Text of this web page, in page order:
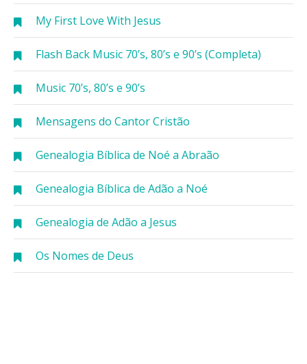
My First Love With Jesus
Flash Back Music 70’s, 80’s e 90’s (Completa)
Music 70’s, 80’s e 90’s
Mensagens do Cantor Cristão
Genealogia Bíblica de Noé a Abraão
Genealogia Bíblica de Adão a Noé
Genealogia de Adão a Jesus
Os Nomes de Deus